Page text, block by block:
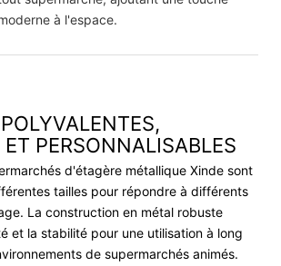
à l'espace.
ET PERSONNALISABLES
d'étagère métallique Xinde sont
tailles pour répondre à différents
La construction en métal robuste
et la stabilité pour une utilisation à long
de supermarchés animés.